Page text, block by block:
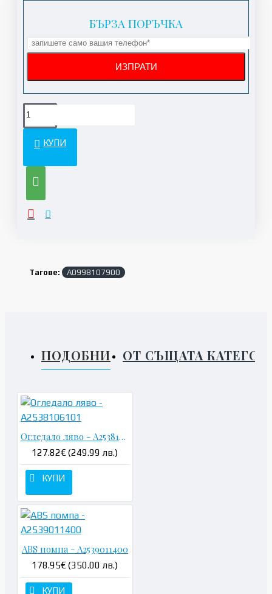
БЪРЗА ПОРЪЧКА
КУПИ
Тагове: A0998107900
ПОДОБНИ ОТ СЪЩАТА
Огледало ляво - A2538106101
127.82€ (249.99 лв.)
КУПИ
ABS помпа - A2539011400
178.95€ (350.00 лв.)
КУПИ